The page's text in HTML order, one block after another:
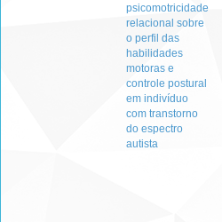
psicomotricidade
relacional sobre
o perfil das
habilidades
motoras e
controle postural
em indivíduo
com transtorno
do espectro
autista